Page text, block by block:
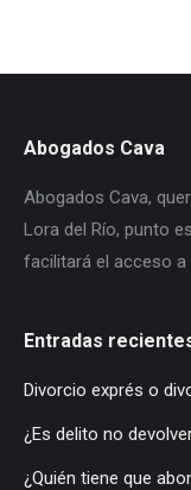
Abogados Cava
Abogados Cava,
Lora del Río, punto
facilitará el acceso
Entradas
Divorcio exprés o
¿Es delito no
¿Quién tiene que